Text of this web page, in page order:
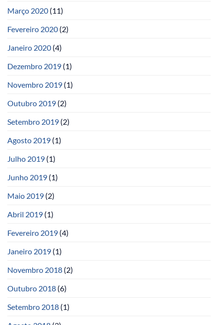
Março 2020 (11)
Fevereiro 2020 (2)
Janeiro 2020 (4)
Dezembro 2019 (1)
Novembro 2019 (1)
Outubro 2019 (2)
Setembro 2019 (2)
Agosto 2019 (1)
Julho 2019 (1)
Junho 2019 (1)
Maio 2019 (2)
Abril 2019 (1)
Fevereiro 2019 (4)
Janeiro 2019 (1)
Novembro 2018 (2)
Outubro 2018 (6)
Setembro 2018 (1)